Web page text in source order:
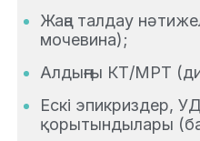
Жаңа талдау
мочевина);
Алдыңғы КТ/МРТ
Ескі эпикриздер,
қорытындылары